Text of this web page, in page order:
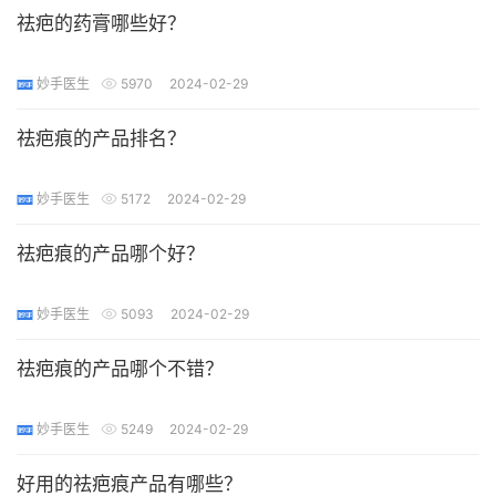
祛疤的药膏哪些好？
妙手医生 5970 2024-02-29
祛疤痕的产品排名？
妙手医生 5172 2024-02-29
祛疤痕的产品哪个好？
妙手医生 5093 2024-02-29
祛疤痕的产品哪个不错？
妙手医生 5249 2024-02-29
好用的祛疤痕产品有哪些？